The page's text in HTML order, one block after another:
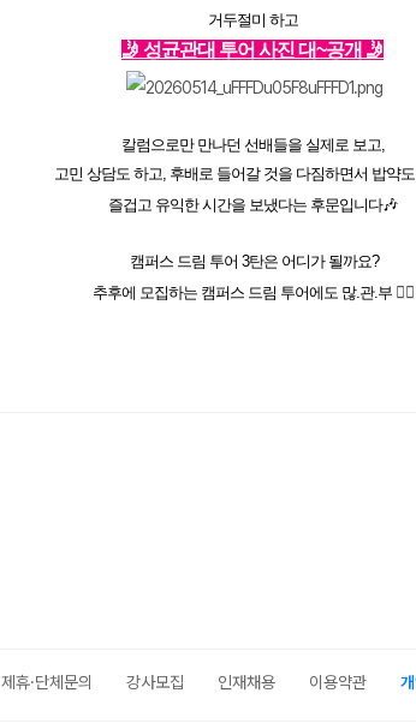
거두절미 하고
🤳 성균관대 투어 사진 대~공개 🤳
칼럼으로만 만나던 선배들을 실제로 보고,
고민 상담도 하고, 후배로 들어갈 것을 다짐하면서 밥약
즐겁고 유익한 시간을 보냈다는 후문입니다🎶
캠퍼스 드림 투어 3탄은 어디가 될까요?
추후에 모집하는 캠퍼스 드림 투어에도 많.관.부 🙇‍♂️
제휴·단체문의 강사모집 인재채용 이용약관